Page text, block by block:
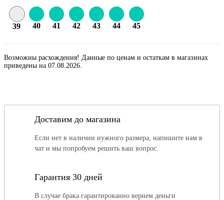
39 40 41 42 43 44 45
Возможны расхождения! Данные по ценам и остаткам в магазинах
приведены на 07.08.2026.
Доставим до магазина
Если нет в наличии нужного размера, напишите нам в
чат и мы попробуем решить ваш вопрос.
Гарантия 30 дней
В случае брака гарантированно вернем деньги